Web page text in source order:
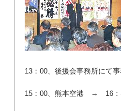
13：00、後援会事務所にて事
15：00、熊本空港 → 16：